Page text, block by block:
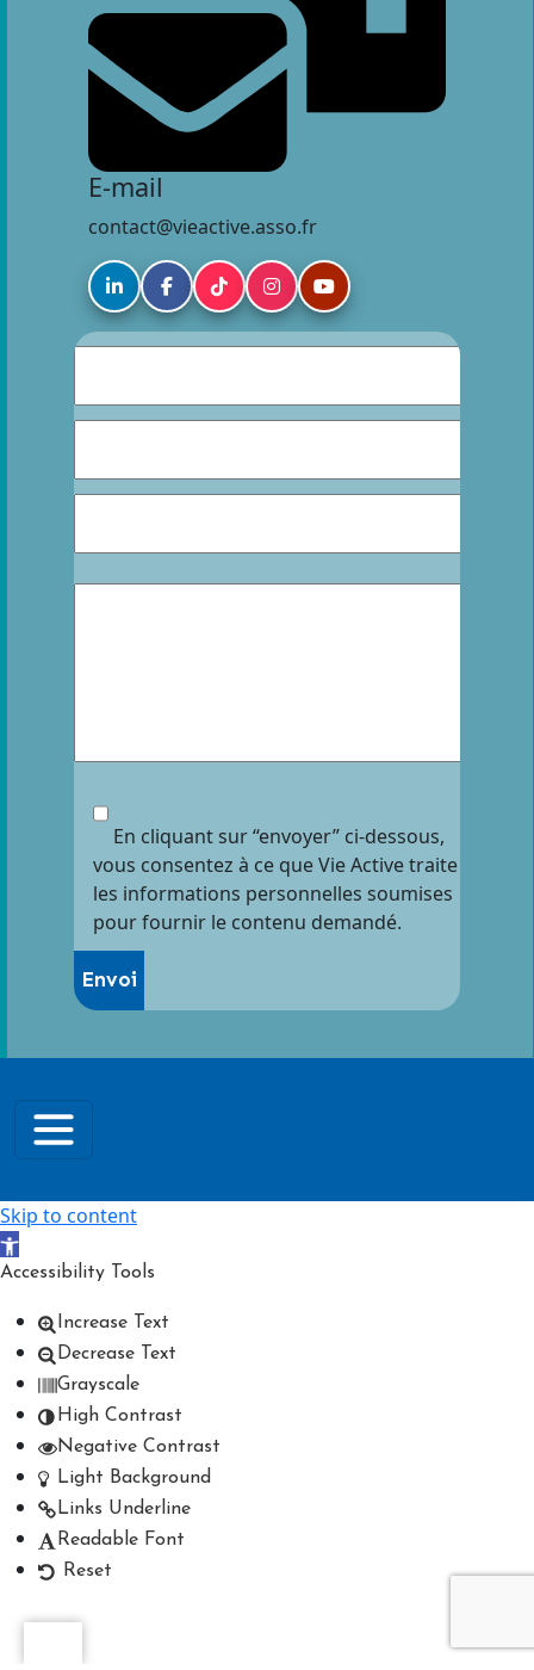
E-mail
contact@vieactive.asso.fr
En cliquant sur “envoyer” ci-dessous,
vous consentez à ce que Vie Active traite
les informations personnelles soumises
pour fournir le contenu demandé.
Skip to content
Open toolbar
Accessibility Tools
Increase Text
Decrease Text
Grayscale
High Contrast
Negative Contrast
Light Background
Links Underline
Readable Font
Reset